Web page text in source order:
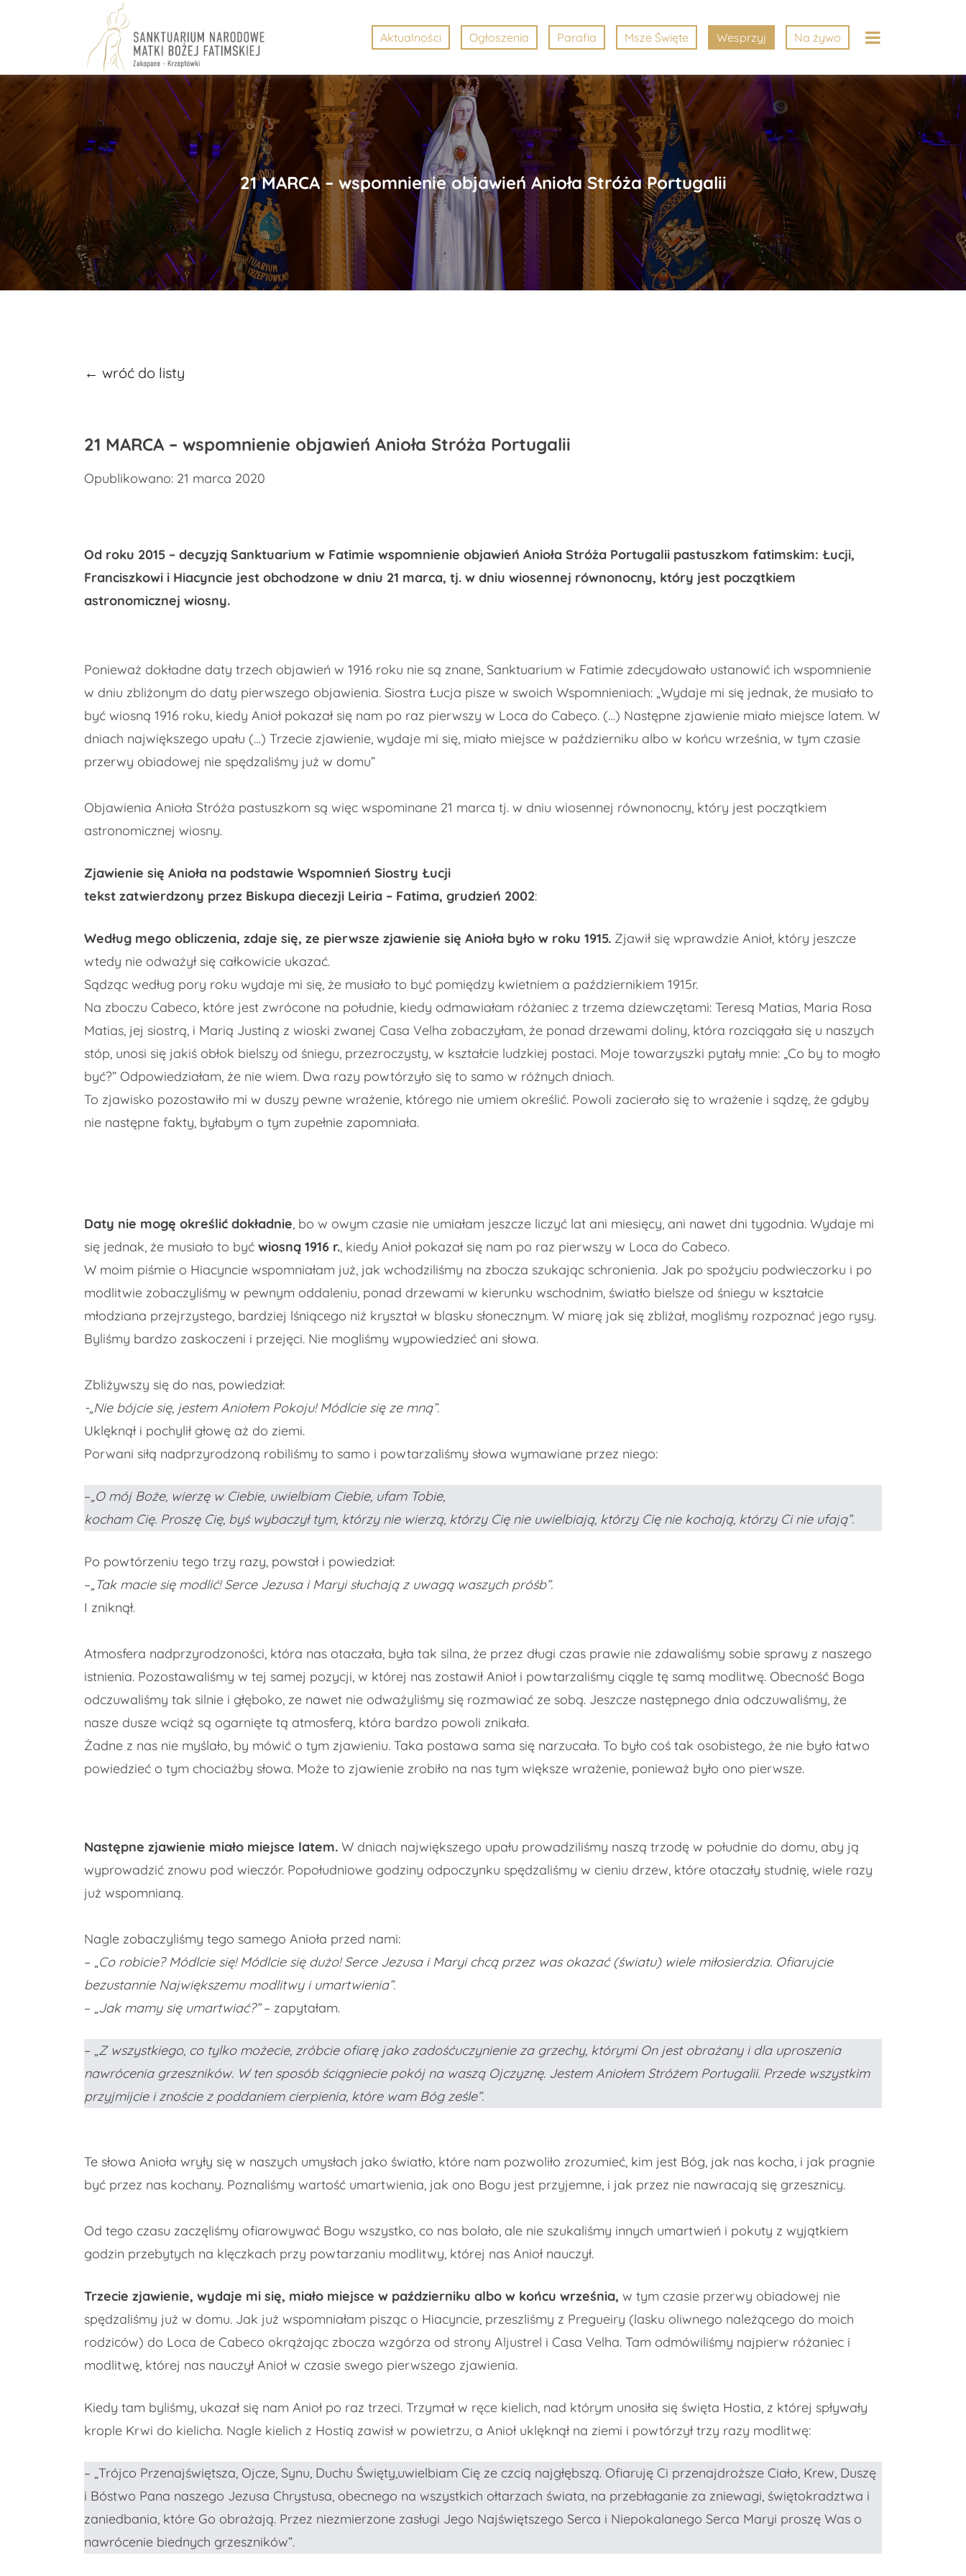
Aktualności Ogłoszenia Parafia Msze Święte Wesprzyj Na żywo
21 MARCA – wspomnienie objawień Anioła Stróża Portugalii
← wróć do listy
21 MARCA – wspomnienie objawień Anioła Stróża Portugalii
Opublikowano: 21 marca 2020
Od roku 2015 – decyzją Sanktuarium w Fatimie wspomnienie objawień Anioła Stróża Portugalii pastuszkom fatimskim: Łucji,
Franciszkowi i Hiacyncie jest obchodzone w dniu 21 marca, tj. w dniu wiosennej równonocny, który jest początkiem
astronomicznej wiosny.
Ponieważ dokładne daty trzech objawień w 1916 roku nie są znane, Sanktuarium w Fatimie zdecydowało ustanowić ich wspomnienie
w dniu zbliżonym do daty pierwszego objawienia. Siostra Łucja pisze w swoich Wspomnieniach: „Wydaje mi się jednak, że musiało to
być wiosną 1916 roku, kiedy Anioł pokazał się nam po raz pierwszy w Loca do Cabeço. (…) Następne zjawienie miało miejsce latem. W
dniach największego upału (…) Trzecie zjawienie, wydaje mi się, miało miejsce w październiku albo w końcu września, w tym czasie
przerwy obiadowej nie spędzaliśmy już w domu”
Objawienia Anioła Stróża pastuszkom są więc wspominane 21 marca tj. w dniu wiosennej równonocny, który jest początkiem
astronomicznej wiosny.
Zjawienie się Anioła na podstawie Wspomnień Siostry Łucji
tekst zatwierdzony przez Biskupa diecezji Leiria – Fatima, grudzień 2002:
Według mego obliczenia, zdaje się, ze pierwsze zjawienie się Anioła było w roku 1915. Zjawił się wprawdzie Anioł, który jeszcze
wtedy nie odważył się całkowicie ukazać.
Sądząc według pory roku wydaje mi się, że musiało to być pomiędzy kwietniem a październikiem 1915r.
Na zboczu Cabeco, które jest zwrócone na południe, kiedy odmawiałam różaniec z trzema dziewczętami: Teresą Matias, Maria Rosa
Matias, jej siostrą, i Marią Justiną z wioski zwanej Casa Velha zobaczyłam, że ponad drzewami doliny, która rozciągała się u naszych
stóp, unosi się jakiś obłok bielszy od śniegu, przezroczysty, w kształcie ludzkiej postaci. Moje towarzyszki pytały mnie: „Co by to mogło
być?” Odpowiedziałam, że nie wiem. Dwa razy powtórzyło się to samo w różnych dniach.
To zjawisko pozostawiło mi w duszy pewne wrażenie, którego nie umiem określić. Powoli zacierało się to wrażenie i sądzę, że gdyby
nie następne fakty, byłabym o tym zupełnie zapomniała.
Daty nie mogę określić dokładnie, bo w owym czasie nie umiałam jeszcze liczyć lat ani miesięcy, ani nawet dni tygodnia. Wydaje mi
się jednak, że musiało to być wiosną 1916 r., kiedy Anioł pokazał się nam po raz pierwszy w Loca do Cabeco.
W moim piśmie o Hiacyncie wspomniałam już, jak wchodziliśmy na zbocza szukając schronienia. Jak po spożyciu podwieczorku i po
modlitwie zobaczyliśmy w pewnym oddaleniu, ponad drzewami w kierunku wschodnim, światło bielsze od śniegu w kształcie
młodziana przejrzystego, bardziej lśniącego niż kryształ w blasku słonecznym. W miarę jak się zbliżał, mogliśmy rozpoznać jego rysy.
Byliśmy bardzo zaskoczeni i przejęci. Nie mogliśmy wypowiedzieć ani słowa.
Zbliżywszy się do nas, powiedział:
-„Nie bójcie się, jestem Aniołem Pokoju! Módlcie się ze mną”.
Uklęknął i pochylił głowę aż do ziemi.
Porwani siłą nadprzyrodzoną robiliśmy to samo i powtarzaliśmy słowa wymawiane przez niego:
–„O mój Boże, wierzę w Ciebie, uwielbiam Ciebie, ufam Tobie,
kocham Cię. Proszę Cię, byś wybaczył tym, którzy nie wierzą, którzy Cię nie uwielbiają, którzy Cię nie kochają, którzy Ci nie ufają”.
Po powtórzeniu tego trzy razy, powstał i powiedział:
–„Tak macie się modlić! Serce Jezusa i Maryi słuchają z uwagą waszych próśb”.
I zniknął.
Atmosfera nadprzyrodzoności, która nas otaczała, była tak silna, że przez długi czas prawie nie zdawaliśmy sobie sprawy z naszego
istnienia. Pozostawaliśmy w tej samej pozycji, w której nas zostawił Anioł i powtarzaliśmy ciągle tę samą modlitwę. Obecność Boga
odczuwaliśmy tak silnie i głęboko, ze nawet nie odważyliśmy się rozmawiać ze sobą. Jeszcze następnego dnia odczuwaliśmy, że
nasze dusze wciąż są ogarnięte tą atmosferą, która bardzo powoli znikała.
Żadne z nas nie myślało, by mówić o tym zjawieniu. Taka postawa sama się narzucała. To było coś tak osobistego, że nie było łatwo
powiedzieć o tym chociażby słowa. Może to zjawienie zrobiło na nas tym większe wrażenie, ponieważ było ono pierwsze.
Następne zjawienie miało miejsce latem. W dniach największego upału prowadziliśmy naszą trzodę w południe do domu, aby ją
wyprowadzić znowu pod wieczór. Popołudniowe godziny odpoczynku spędzaliśmy w cieniu drzew, które otaczały studnię, wiele razy
już wspomnianą.
Nagle zobaczyliśmy tego samego Anioła przed nami:
– „Co robicie? Módlcie się! Módlcie się dużo! Serce Jezusa i Maryi chcą przez was okazać (światu) wiele miłosierdzia. Ofiarujcie
bezustannie Największemu modlitwy i umartwienia”.
– „Jak mamy się umartwiać?”– zapytałam.
– „Z wszystkiego, co tylko możecie, zróbcie ofiarę jako zadośćuczynienie za grzechy, którymi On jest obrażany i dla uproszenia
nawrócenia grzeszników. W ten sposób ściągniecie pokój na waszą Ojczyznę. Jestem Aniołem Stróżem Portugalii. Przede wszystkim
przyjmijcie i znoście z poddaniem cierpienia, które wam Bóg ześle”.
Te słowa Anioła wryły się w naszych umysłach jako światło, które nam pozwoliło zrozumieć, kim jest Bóg, jak nas kocha, i jak pragnie
być przez nas kochany. Poznaliśmy wartość umartwienia, jak ono Bogu jest przyjemne, i jak przez nie nawracają się grzesznicy.
Od tego czasu zaczęliśmy ofiarowywać Bogu wszystko, co nas bolało, ale nie szukaliśmy innych umartwień i pokuty z wyjątkiem
godzin przebytych na klęczkach przy powtarzaniu modlitwy, której nas Anioł nauczył.
Trzecie zjawienie, wydaje mi się, miało miejsce w październiku albo w końcu września, w tym czasie przerwy obiadowej nie
spędzaliśmy już w domu. Jak już wspomniałam pisząc o Hiacyncie, przeszliśmy z Pregueiry (lasku oliwnego należącego do moich
rodziców) do Loca de Cabeco okrążając zbocza wzgórza od strony Aljustrel i Casa Velha. Tam odmówiliśmy najpierw różaniec i
modlitwę, której nas nauczył Anioł w czasie swego pierwszego zjawienia.
Kiedy tam byliśmy, ukazał się nam Anioł po raz trzeci. Trzymał w ręce kielich, nad którym unosiła się święta Hostia, z której spływały
krople Krwi do kielicha. Nagle kielich z Hostią zawisł w powietrzu, a Anioł uklęknął na ziemi i powtórzył trzy razy modlitwę:
– „Trójco Przenajświętsza, Ojcze, Synu, Duchu Święty,uwielbiam Cię ze czcią najgłębszą. Ofiaruję Ci przenajdroższe Ciało, Krew, Duszę
i Bóstwo Pana naszego Jezusa Chrystusa, obecnego na wszystkich ołtarzach świata, na przebłaganie za zniewagi, świętokradztwa i
zaniedbania, które Go obrażają. Przez niezmierzone zasługi Jego Najświętszego Serca i Niepokalanego Serca Maryi proszę Was o
nawrócenie biednych grzeszników”.